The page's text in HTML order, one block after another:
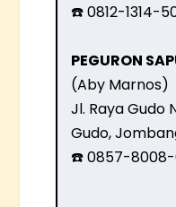
☎️ 0812-1314-
PEGURON
(Aby Marnos)
Jl. Raya Gudo
Gudo,
☎️ 0857-